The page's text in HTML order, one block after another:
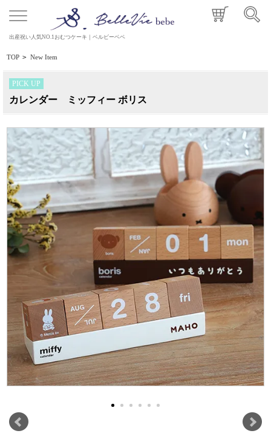
出産祝い人気NO.1おむつケーキ｜ベルビーベベ
TOP > New Item
PICK UP
カレンダー ミッフィー ボリス